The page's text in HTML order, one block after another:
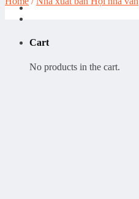
Cart
No products in the cart.